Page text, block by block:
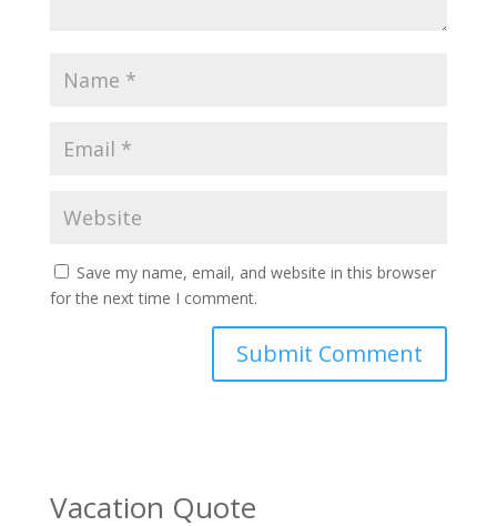
Save my name, email, and website in this browser
for the next time I comment.
Vacation Quote